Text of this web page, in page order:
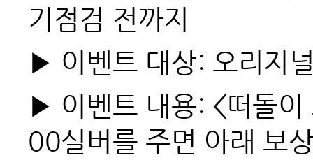
기점검 전까지
▶ 이벤트 대상: 오리지
▶ 이벤트 내용: <떠돌
00실버를 주면 아래 보